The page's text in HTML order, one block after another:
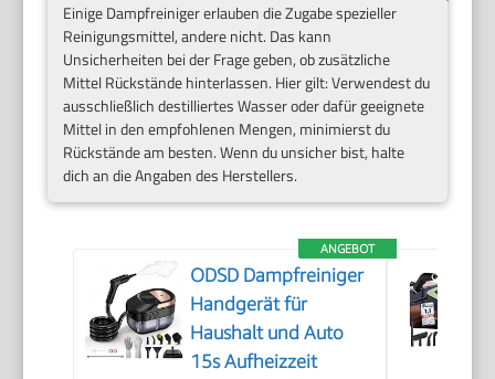
Einige Dampfreiniger erlauben die Zugabe spezieller
Reinigungsmittel, andere nicht. Das kann
Unsicherheiten bei der Frage geben, ob zusätzliche
Mittel Rückstände hinterlassen. Hier gilt: Verwendest du
ausschließlich destilliertes Wasser oder dafür geeignete
Mittel in den empfohlenen Mengen, minimierst du
Rückstände am besten. Wenn du unsicher bist, halte
dich an die Angaben des Herstellers.
ANGEBOT
ODSD Dampfreiniger
Handgerät für
Haushalt und Auto
15s Aufheizzeit